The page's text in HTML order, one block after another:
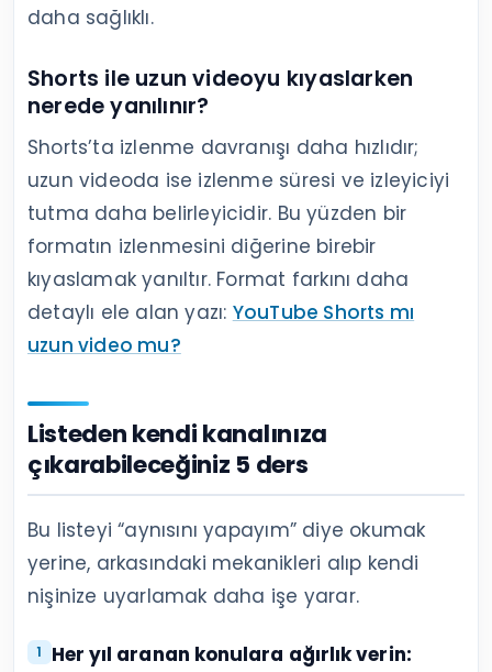
daha sağlıklı.
Shorts ile uzun videoyu kıyaslarken
nerede yanılınır?
Shorts’ta izlenme davranışı daha hızlıdır;
uzun videoda ise izlenme süresi ve izleyiciyi
tutma daha belirleyicidir. Bu yüzden bir
formatın izlenmesini diğerine birebir
kıyaslamak yanıltır. Format farkını daha
detaylı ele alan yazı: YouTube Shorts mı
uzun video mu?
Listeden kendi kanalınıza
çıkarabileceğiniz 5 ders
Bu listeyi “aynısını yapayım” diye okumak
yerine, arkasındaki mekanikleri alıp kendi
nişinize uyarlamak daha işe yarar.
Her yıl aranan konulara ağırlık verin: